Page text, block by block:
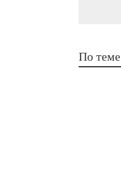
По теме